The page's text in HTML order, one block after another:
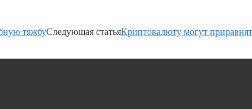
тяжбуСледующая статьяКриптовалюту могут